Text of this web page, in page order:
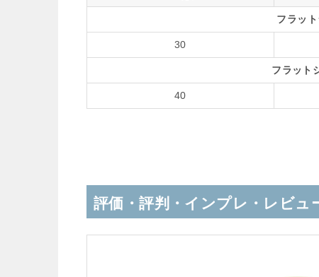
フラッ
30
フラッ
40
評価・評判・インプレ・レビュ